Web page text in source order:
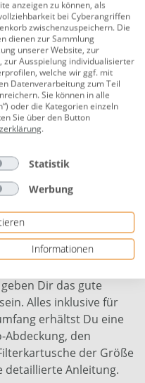
auf sechs
zuverlässig vor dem
mit 1.325 Liter
für
der programmierbare
Heizung bis zu 40
Du Strom bewusst
Bedienung & hohe
steuern, die
über die
Tragegriffe
der Auf- und Abbau
durch den
Dir das gute
Alles inklusive für
erhältst Du eine
den
der Größe
detaillierte Anleitung.
anzeigen zu können, als
bei Cyberangriffen
zwischenzuspeichern. Die
dienen zur Sammlung
unserer Website, zur
zur Ausspielung individualisierter
welche wir ggf. mit
Datenverarbeitung zum Teil
Sie können in alle
oder die Kategorien einzeln
Sie über den Button
.
Statistik
Werbung
Informationen